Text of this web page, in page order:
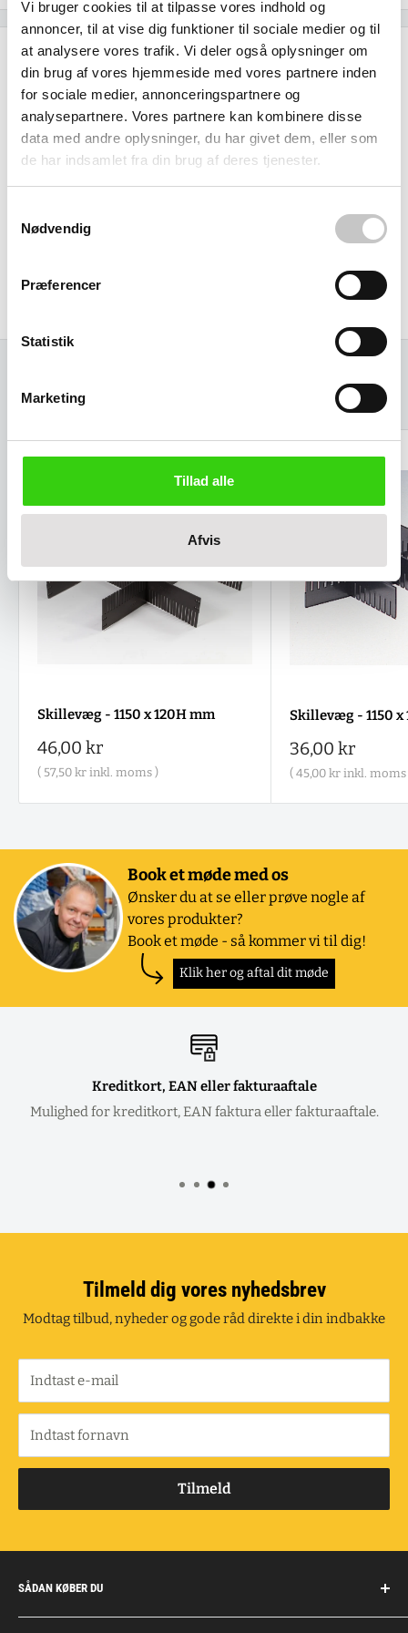
Vi bruger cookies til at tilpasse vores indhold og
annoncer, til at vise dig funktioner til sociale medier og til
at analysere vores trafik. Vi deler også oplysninger om
din brug af vores hjemmeside med vores partnere inden
for sociale medier, annonceringspartnere og
analysepartnere. Vores partnere kan kombinere disse
data med andre oplysninger, du har givet dem, eller som
de har indsamlet fra din brug af deres tjenester.
Nødvendig
Præferencer
Statistik
Marketing
Tillad alle
Afvis
Specifikationer
Temperatur
Min: -40 grader
Max:90 grader
Ydre:600 x 400 x mm
Relaterede varer
Skillevæg - 1150 x 120H mm
Salgspris
46,00 kr
( 57,50 kr inkl. moms )
Skillevæg - 1150 x
Salgspris
36,00 kr
( 45,00 krinkl. moms
Book et møde med os
Ønsker du at se eller prøve nogle af
vores produkter?
Book et møde - så kommer vi til dig!
Klik her og aftal dit møde
Kreditkort, EAN eller fakturaaftale
Mulighed for kreditkort, EAN faktura eller fakturaaftale.
Tilmeld dig vores nyhedsbrev
Modtag tilbud, nyheder og gode råd direkte i din indbakke
Indtast e-mail
Indtast fornavn
Tilmeld
SÅDAN KØBER DU
Handelsbetingelser